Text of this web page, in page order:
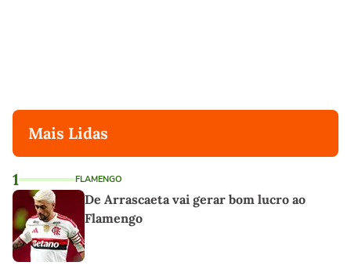
Mais Lidas
1 FLAMENGO
De Arrascaeta vai gerar bom lucro ao
Flamengo